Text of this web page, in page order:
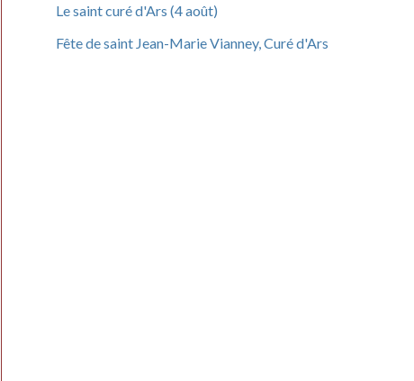
Le saint curé d'Ars (4 août)
Fête de saint Jean-Marie Vianney, Curé d'Ars